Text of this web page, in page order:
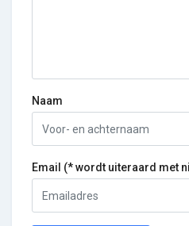
Naam
Email (* wordt uiteraard met